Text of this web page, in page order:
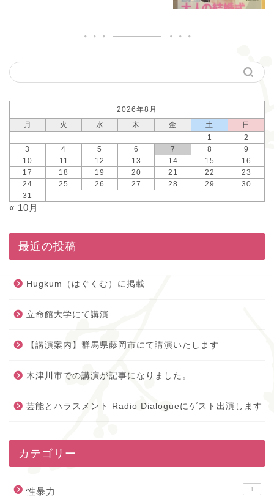
2026年8月
月
火 水 木 金 土
日
1
2
3
4 5 6 7 8
9
10
11 12 13 14 15
16
17
18 19 20 21 22
23
24
25 26 27 28 29
30
31
« 10月
最近の投稿
Hugkum（はぐくむ）に掲載
立命館大学にて講演
【講演案内】群馬県藤岡市にて講演いたします
木津川市での講演が記事になりました。
芸能とハラスメント Radio Dialogueにゲスト出演します
カテゴリー
性暴力 1